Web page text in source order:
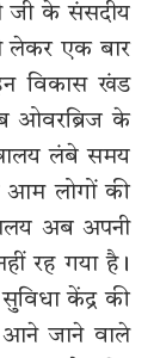
जी के संसदीय
लेकर एक बार
विकास खंड
ओवरब्रिज के
लंबे समय
आम लोगों की
अब अपनी
रह गया है।
केंद्र की
आने जाने वाले